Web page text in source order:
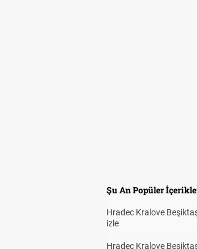
Şu An Popüler
Hradec Kralove
izle
Hradec Kralove